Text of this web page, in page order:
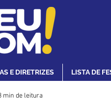
E DIRETRIZES LISTA DE
min de leitura